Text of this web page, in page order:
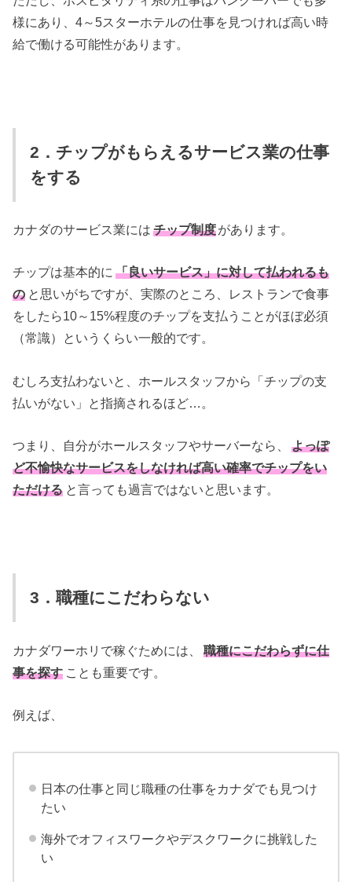
様にあり、4～5スターホテルの仕事を見つければ高い時
給で働ける可能性があります。
2．チップがもらえるサービス業の仕事
をする
カナダのサービス業には チップ制度があります。
チップは基本的に 「良いサービス」に対して払われるも
の と思いがちですが、実際のところ、レストランで食事
をしたら10～15%程度のチップを支払うことがほぼ必須
（常識）というくらい一般的です。
むしろ支払わないと、ホールスタッフから「チップの支
払いがない」と指摘されるほど…。
つまり、自分がホールスタッフやサーバーなら、
よっぽ
ど不愉快なサービスをしなければ高い確率でチップをい
ただける と言っても過言ではないと思います。
3．職種にこだわらない
カナダワーホリで稼ぐためには、
職種にこだわらずに仕
事を探す ことも重要です。
例えば、
日本の仕事と同じ職種の仕事をカナダでも見つけ
たい
海外でオフィスワークやデスクワークに挑戦した
い